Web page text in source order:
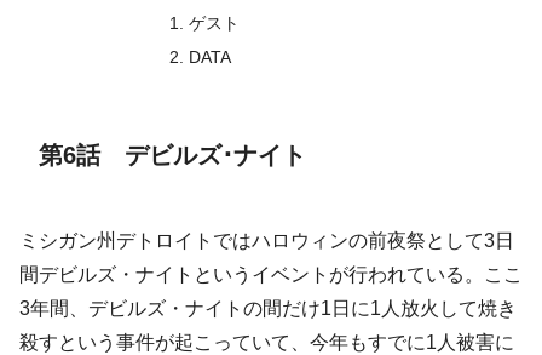
ゲスト
DATA
第6話 デビルズ･ナイト
ミシガン州デトロイトではハロウィンの前夜祭として3日
間デビルズ・ナイトというイベントが行われている。ここ
3年間、デビルズ・ナイトの間だけ1日に1人放火して焼き
殺すという事件が起こっていて、今年もすでに1人被害に